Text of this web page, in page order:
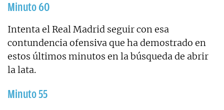
Minuto 60
Intenta el Real Madrid seguir con esa
contundencia ofensiva que ha demostrado en
estos últimos minutos en la búsqueda de abrir
la lata.
Minuto 55